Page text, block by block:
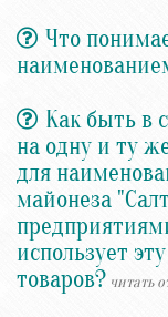
Что
Как быть в
на одну и ту
для
майонеза
использует
товаров? читать